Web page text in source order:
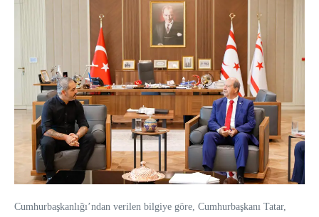
Cumhurbaşkanlığı’ndan verilen bilgiye göre, Cumhurbaşkanı Tatar,